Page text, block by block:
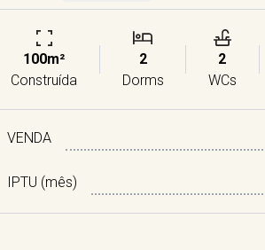
100m²
Construída
2
Dorms
2
WCs
VENDA
IPTU (mês)